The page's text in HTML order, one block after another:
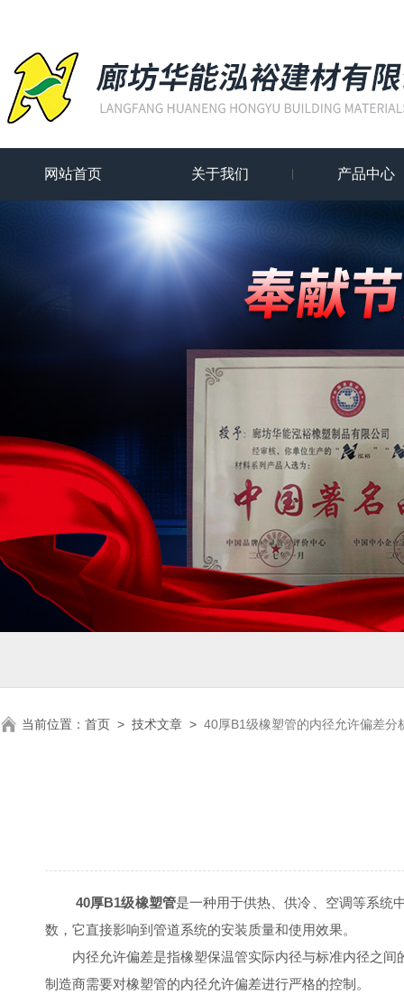
网站首页 关于我们 产品中心
当前位置： 首页 > 技术文章 > 40厚B1级橡塑管的内径允许偏差分
40厚B1级橡塑管是一种用于供热、供冷、空调等系统
数，它直接影响到管道系统的安装质量和使用效果。
内径允许偏差是指橡塑保温管实际内径与标准内径之间
制造商需要对橡塑管的内径允许偏差进行严格的控制。